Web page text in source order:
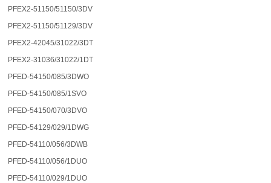
PFEX2-51150/51150/3DV
PFEX2-51150/51129/3DV
PFEX2-42045/31022/3DT
PFEX2-31036/31022/1DT
PFED-54150/085/3DWO
PFED-54150/085/1SVO
PFED-54150/070/3DVO
PFED-54129/029/1DWG
PFED-54110/056/3DWB
PFED-54110/056/1DUO
PFED-54110/029/1DUO